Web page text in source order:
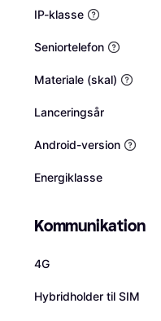
IP-klasse
Seniortelefon
Materiale (skal)
Lanceringsår
Android-version
Energiklasse
Kommunikation
4G
Hybridholder til SIM